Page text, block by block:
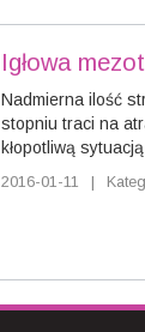
Igłowa
Nadmierna ilość
stopniu traci na
kłopotliwą
2016-01-11 |